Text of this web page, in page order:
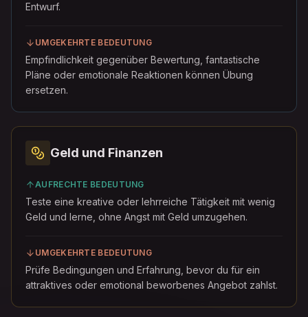
Entwurf.
UMGEKEHRTE BEDEUTUNG
Empfindlichkeit gegenüber Bewertung, fantastische
Pläne oder emotionale Reaktionen können Übung
ersetzen.
Geld und Finanzen
AUFRECHTE BEDEUTUNG
Teste eine kreative oder lehrreiche Tätigkeit mit wenig
Geld und lerne, ohne Angst mit Geld umzugehen.
UMGEKEHRTE BEDEUTUNG
Prüfe Bedingungen und Erfahrung, bevor du für ein
attraktives oder emotional beworbenes Angebot zahlst.